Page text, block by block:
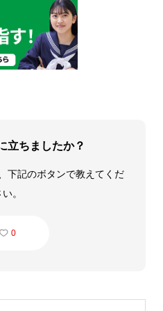
立ちましたか？
下記のボタンで教えてくだ
。
0